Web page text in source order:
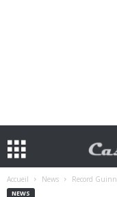
Accueil News Record
NEWS